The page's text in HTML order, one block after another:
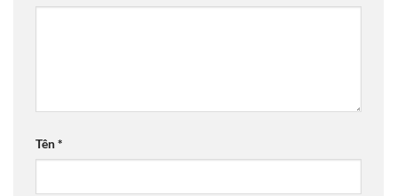
Tên*